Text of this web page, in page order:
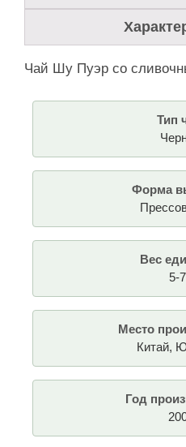
Чай Шу Пуэр со
Тип
Форма
Вес
5-
Место
Китай,
Год